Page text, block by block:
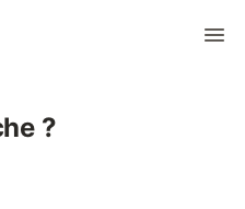
?